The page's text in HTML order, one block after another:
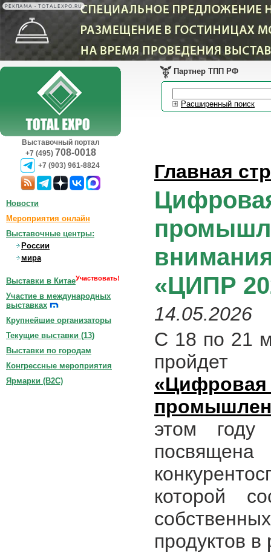
РЕКЛАМА • TOTALEXPO.RU
Выставочный портал
+7 (495) 708-0018
+7 (903) 961-8824
Партнер ТПП РФ
Расширенный поиск
Главная
«ЦИПР
14.05.2026
С 18 по 21
пройдет
этом году
которой
продуктов
Новости
Мероприятия онлайн
Выставочные центры:
России
мира
Выставки в КитаеУчаствовать!
Участие в международных
выставках
Крупнейшие организаторы
Текущие выставки (13)
Выставки по городам
Конгрессные мероприятия
Ярмарки (B2C)